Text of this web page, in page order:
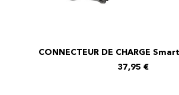
CONNECTEUR DE CHARGE
37,95 €